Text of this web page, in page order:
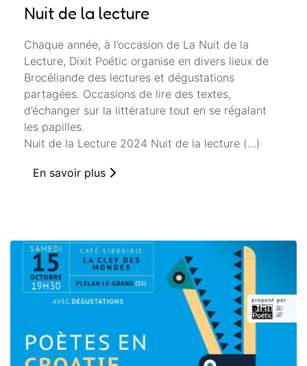
Nuit de la lecture
Chaque année, à l’occasion de La Nuit de la
Lecture, Dixit Poétic organise en divers lieux de
Brocéliande des lectures et dégustations
partagées. Occasions de lire des textes,
d’échanger sur la littérature tout en se régalant
les papilles.
Nuit de la Lecture 2024 Nuit de la lecture (…)
En savoir plus